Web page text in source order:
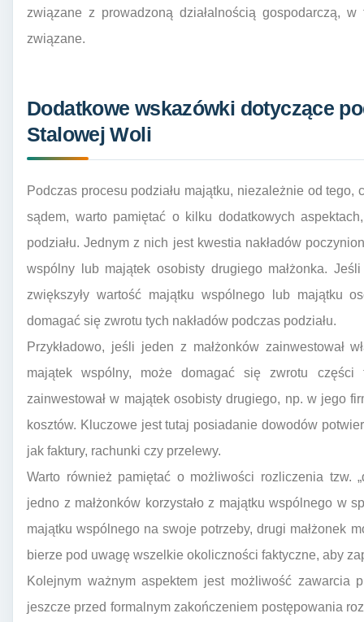
związane z prowadzoną działalnością gospodarczą,
związane.
Dodatkowe wskazówki dotyczące
Stalowej Woli
Podczas procesu podziału majątku, niezależnie od
sądem, warto pamiętać o kilku dodatkowych
podziału. Jednym z nich jest kwestia nakładów
wspólny lub majątek osobisty drugiego małżonka.
zwiększyły wartość majątku wspólnego lub majątku
domagać się zwrotu tych nakładów podczas podziału.
Przykładowo, jeśli jeden z małżonków zainwestował
majątek wspólny, może domagać się zwrotu części
zainwestował w majątek osobisty drugiego, np. w jego
kosztów. Kluczowe jest tutaj posiadanie dowodów
jak faktury, rachunki czy przelewy.
Warto również pamiętać o możliwości rozliczenia tzw.
jedno z małżonków korzystało z majątku wspólnego w
majątku wspólnego na swoje potrzeby, drugi małżonek
bierze pod uwagę wszelkie okoliczności faktyczne, aby
Kolejnym ważnym aspektem jest możliwość zawarcia
jeszcze przed formalnym zakończeniem postępowania